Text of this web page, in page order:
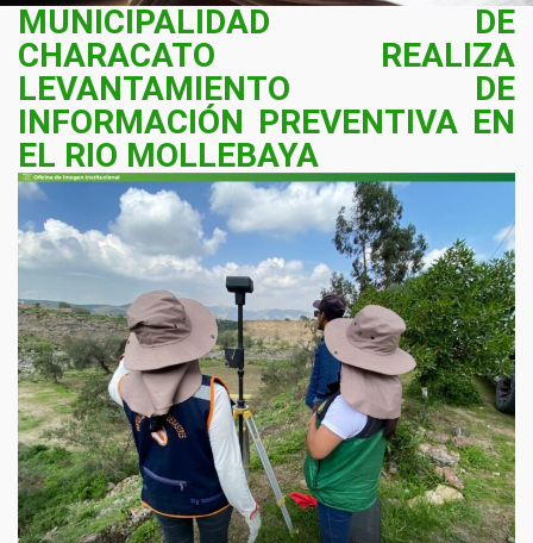
Noticias
MUNICIPALIDAD DE
CHARACATO REALIZA
LEVANTAMIENTO DE
INFORMACIÓN PREVENTIVA EN
EL RIO MOLLEBAYA